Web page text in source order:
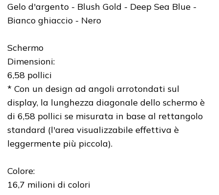
Gelo d'argento - Blush Gold - Deep Sea Blue -
Bianco ghiaccio - Nero
Schermo
Dimensioni:
6,58 pollici
* Con un design ad angoli arrotondati sul
display, la lunghezza diagonale dello schermo è
di 6,58 pollici se misurata in base al rettangolo
standard (l'area visualizzabile effettiva è
leggermente più piccola).
Colore:
16,7 milioni di colori